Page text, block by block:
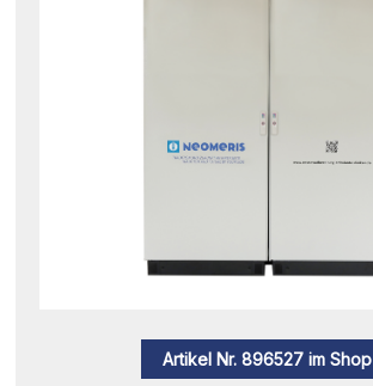
Artikel Nr. 896527 im Shop